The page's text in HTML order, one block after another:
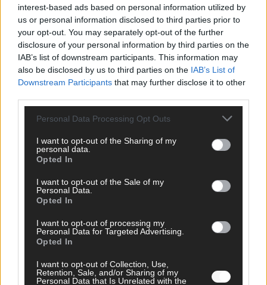
interest-based ads based on personal information utilized by
us or personal information disclosed to third parties prior to
your opt-out. You may separately opt-out of the further
disclosure of your personal information by third parties on the
IAB’s list of downstream participants. This information may
also be disclosed by us to third parties on the IAB’s List of
Downstream Participants that may further disclose it to other
Personal Data Processing Opt Outs
I want to opt-out of the Sharing of my
personal data.
Opted In
I want to opt-out of the Sale of my
Personal Data.
Opted In
I want to opt-out of processing my
Personal Data for Targeted Advertising.
Opted In
I want to opt-out of Collection, Use,
Retention, Sale, and/or Sharing of my
Personal Data that Is Unrelated with the
EXTRA
ESC-Halbfinale 2: Das sagen die Wettquoten – vier sicher,
sechs zittern, einer chancenlos!
Mai 2026
KOMMENTAR
Wer zahlt, steht im Finale – ist das beim ESC wirklich fair?
Eurovision Song Contest 2026: Das erste Halbfinale – der
Abend in Bildern
Mai 2026
WERBE BEI UNS!